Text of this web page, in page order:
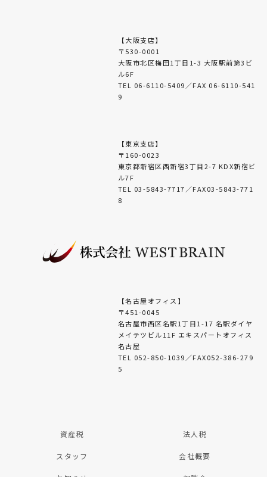
【大阪支店】
〒530-0001
大阪市北区梅田1丁目1-3 大阪駅前第3ビ
ル6F
TEL 06-6110-5409／FAX 06-6110-541
9
【東京支店】
〒160-0023
東京都新宿区西新宿3丁目2-7 KDX新宿ビ
ル7F
TEL 03-5843-7717／FAX03-5843-771
8
【名古屋オフィス】
〒451-0045
名古屋市西区名駅1丁目1-17 名駅ダイヤ
メイテツビル11F エキスパートオフィス
名古屋
TEL 052-850-1039／FAX052-386-279
5
資産税 法人税
スタッフ 会社概要